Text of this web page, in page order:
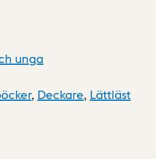
unga
, Deckare, Lättläst